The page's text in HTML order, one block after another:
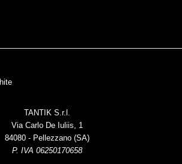
TANTIK S.r.l.
Via Carlo De Iuliis, 1
84080 - Pellezzano (SA)
P. IVA 06250170658